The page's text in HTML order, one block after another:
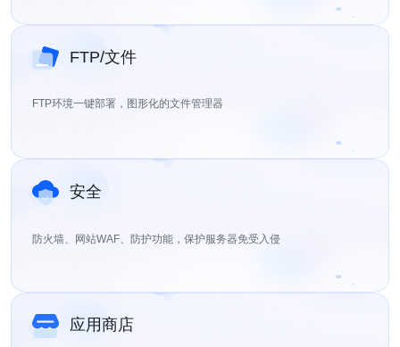
FTP/文件
FTP环境一键部署，图形化的文件管理器
安全
防火墙、网站WAF、防护功能，保护服务器免受入侵
应用商店